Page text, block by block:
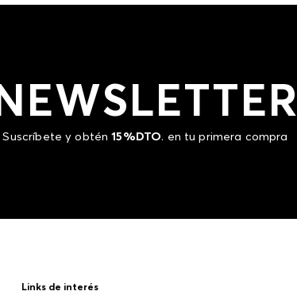
NEWSLETTER
Suscríbete y obtén15%DTO. en tu primera compra
Links de interés